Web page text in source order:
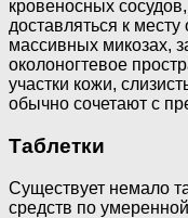
кровеносных
доставляться к
массивных микозах,
околоногтевое
участки кожи,
обычно сочетают с
Таблетки
Существует немало
средств по